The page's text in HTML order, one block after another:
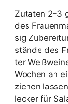
Zuta­ten 2–3
des
sig
stän­de des
ter
Wochen an
zie­hen
lecker für